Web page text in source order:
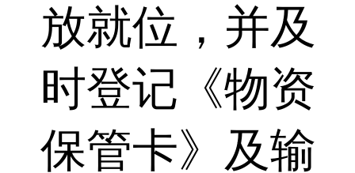
放就位，并及
时登记《物资
保管卡》及输